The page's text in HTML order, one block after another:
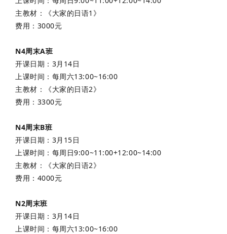
主教材：《大家的日语1》
费用：3000元
N4周末A班
开课日期：3月14日
上课时间：每周六13:00~16:00
主教材：《大家的日语2》
费用：3300元
N4周末B班
开课日期：3月15日
上课时间：每周日9:00~11:00+12:00~14:00
主教材：《大家的日语2》
费用：4000元
N2周末班
开课日期：3月14日
上课时间：每周六13:00~16:00